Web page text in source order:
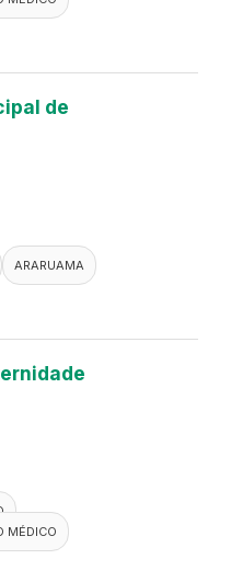
de
ARARUAMA
MÉDICO